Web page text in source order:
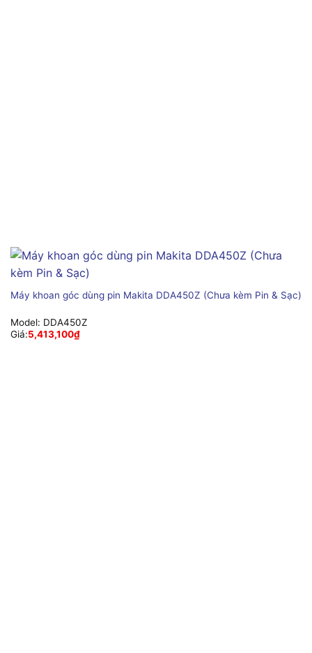
Máy khoan góc dùng pin Makita DDA450Z (Chưa kèm Pin & Sạc)
Model: DDA450Z
Giá:5,413,100₫